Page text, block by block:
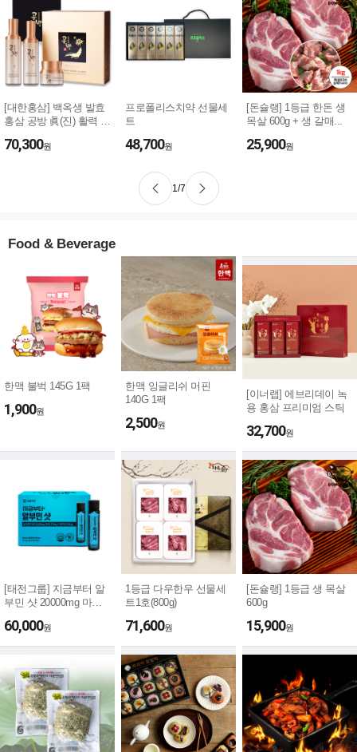
[대한홍삼] 백옥생 발효
홍삼 공방 眞(진) 활력 3
70,300원
프로폴리스치약 선물세
트
48,700원
[돈슐랭] 1등급 한돈 생
목살 600g + 생 갈매...
25,900원
1/7
Food & Beverage
한맥 불벅 145G 1팩
1,900원
한맥 잉글리쉬 머핀
140G 1팩
2,500원
[이너랩] 에브리데이 녹
용 홍삼 프리미엄 스틱
32,700원
[태전그룹] 지금부터 알
부민 샷 20000mg 마시
60,000원
1등급 다우한우 선물세
트1호(800g)
71,600원
[돈슐랭] 1등급 생 목살
600g
15,900원